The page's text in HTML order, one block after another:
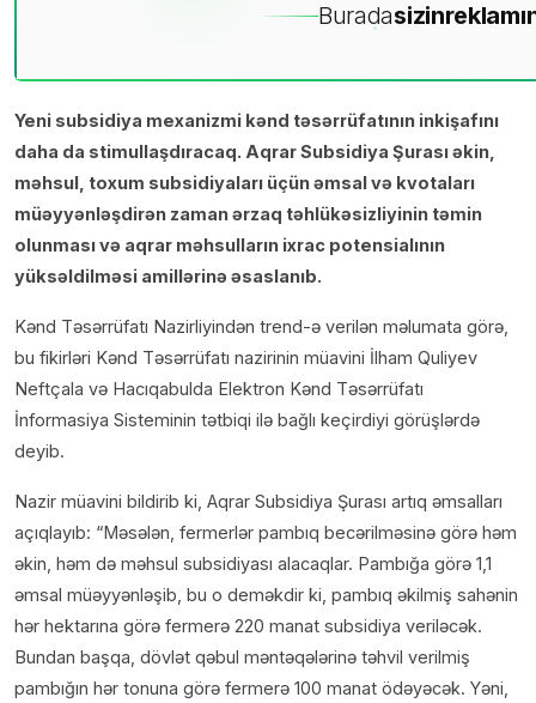
Buradasizin
Yeni subsidiya mexanizmi kənd təsərrüfatının inkişafını
daha da stimullaşdıracaq. Aqrar Subsidiya Şurası əkin,
məhsul, toxum subsidiyaları üçün əmsal və kvotaları
müəyyənləşdirən zaman ərzaq təhlükəsizliyinin təmin
olunması və aqrar məhsulların ixrac potensialının
yüksəldilməsi amillərinə əsaslanıb.
Kənd Təsərrüfatı Nazirliyindən trend-ə verilən məlumata görə,
bu fikirləri Kənd Təsərrüfatı nazirinin müavini İlham Quliyev
Neftçala və Hacıqabulda Elektron Kənd Təsərrüfatı
İnformasiya Sisteminin tətbiqi ilə bağlı keçirdiyi görüşlərdə
deyib.
Nazir müavini bildirib ki, Aqrar Subsidiya Şurası artıq əmsalları
açıqlayıb: “Məsələn, fermerlər pambıq becərilməsinə görə həm
əkin, həm də məhsul subsidiyası alacaqlar. Pambığa görə 1,1
əmsal müəyyənləşib, bu o deməkdir ki, pambıq əkilmiş sahənin
hər hektarına görə fermerə 220 manat subsidiya veriləcək.
Bundan başqa, dövlət qəbul məntəqələrinə təhvil verilmiş
pambığın hər tonuna görə fermerə 100 manat ödəyəcək. Yəni,